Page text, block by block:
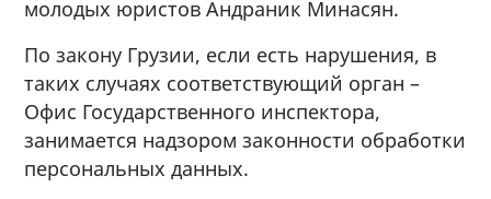
молодых юристов Андраник Минасян.
По закону Грузии, если есть нарушения, в
таких случаях соответствующий орган –
Офис Государственного инспектора,
занимается надзором законности обработки
персональных данных.